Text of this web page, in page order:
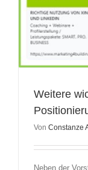
Weitere
Von Constanze
Neben der